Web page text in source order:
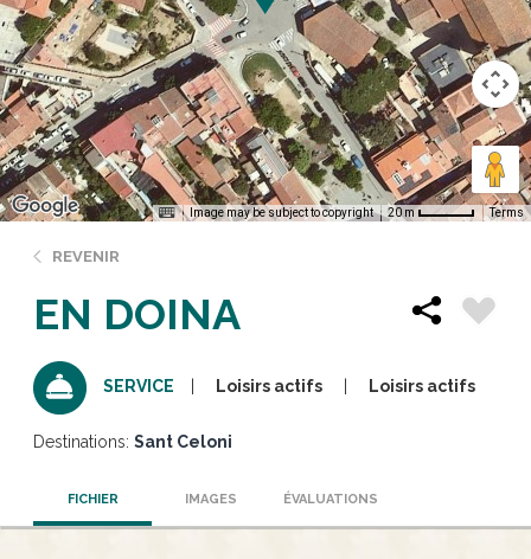
Image may be subject to copyright 20 m Terms
REVENIR
EN DOINA
SERVICE Loisirs actifs Loisirs actifs
Destinations: Sant Celoni
FICHIER IMAGES ÉVALUATIONS